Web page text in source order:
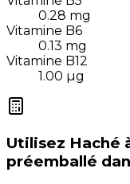
0.28 mg
Vitamine B6
0.13 mg
Vitamine B12
1.00 µg
Utilisez Haché
préemballé